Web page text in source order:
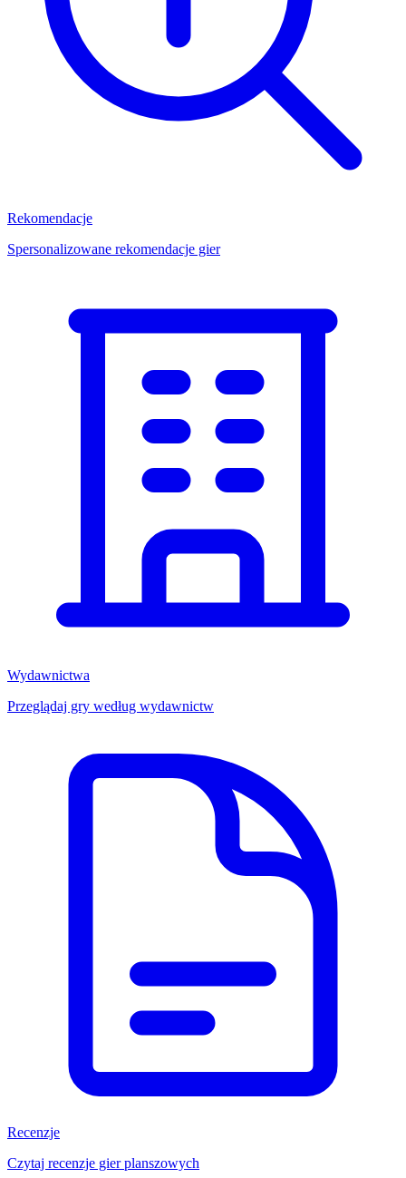
Rekomendacje
Spersonalizowane rekomendacje gier
Wydawnictwa
Przeglądaj gry według wydawnictw
Recenzje
Czytaj recenzje gier planszowych